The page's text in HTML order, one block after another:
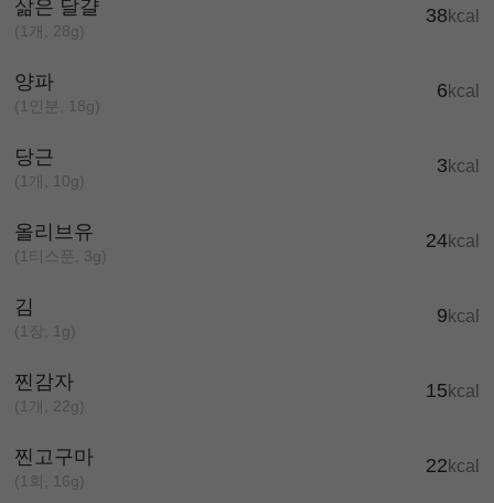
삶은 달걀
(1개, 28g)
38 kcal
양파
(1인분, 18g)
6 kcal
당근
(1개, 10g)
3 kcal
올리브유
(1티스푼, 3g)
24kcal
김
(1장, 1g)
9 kcal
찐감자
(1개, 22g)
15 kcal
찐고구마
(1회, 16g)
22 kcal